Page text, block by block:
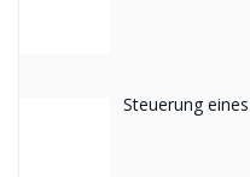
Steuerung